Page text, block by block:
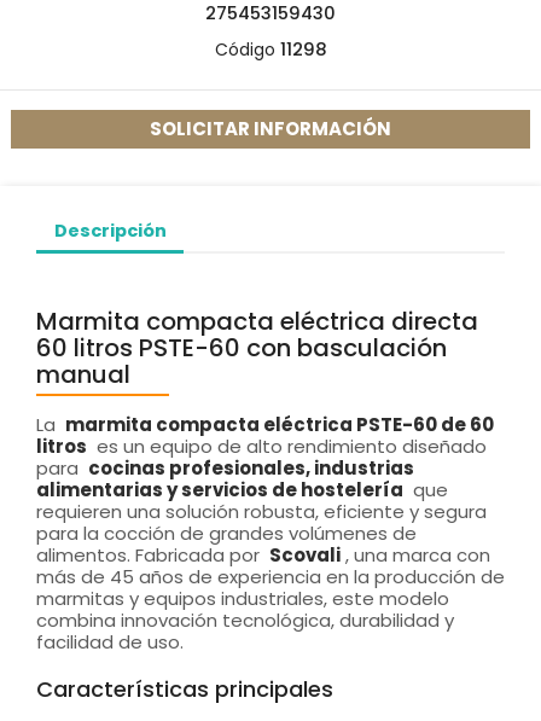
275453159430
Código 11298
SOLICITAR INFORMACIÓN
Descripción
Marmita compacta eléctrica directa
60 litros PSTE-60 con basculación
manual
La marmita compacta eléctrica PSTE-60 de 60
litros es un equipo de alto rendimiento diseñado
para cocinas profesionales, industrias
alimentarias y servicios de hostelería que
requieren una solución robusta, eficiente y segura
para la cocción de grandes volúmenes de
alimentos. Fabricada por Scovali, una marca con
más de 45 años de experiencia en la producción de
marmitas y equipos industriales, este modelo
combina innovación tecnológica, durabilidad y
facilidad de uso.
Características principales